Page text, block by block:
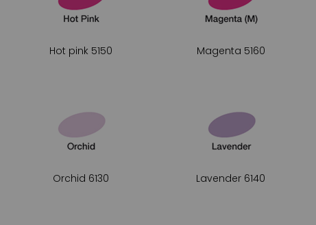
Hot pink 5150 Magenta 5160
Orchid 6130 Lavender 6140